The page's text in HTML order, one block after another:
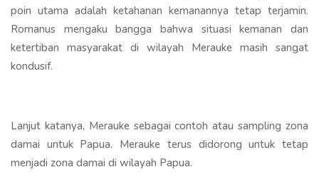
poin utama adalah ketahanan kemanannya tetap terjamin.
Romanus mengaku bangga bahwa situasi kemanan dan
ketertiban masyarakat di wilayah Merauke masih sangat
kondusif.
Lanjut katanya, Merauke sebagai contoh atau sampling zona
damai untuk Papua. Merauke terus didorong untuk tetap
menjadi zona damai di wilayah Papua.